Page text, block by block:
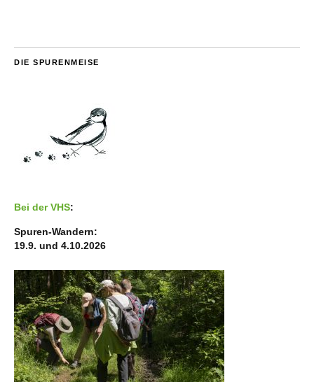
DIE SPURENMEISE
Bei der VHS:
Spuren-Wandern:
19.9. und 4.10.2026